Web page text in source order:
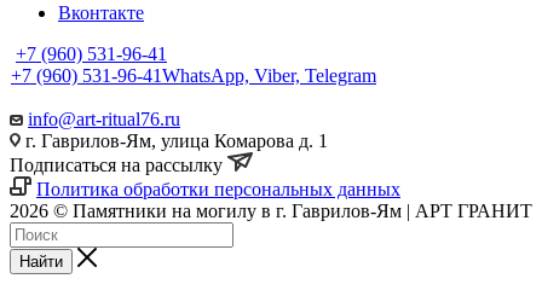
Вконтакте
+7 (960) 531-96-41
+7 (960) 531-96-41WhatsApp, Viber, Telegram
info@art-ritual76.ru
г. Гаврилов-Ям, улица Комарова д. 1
Подписаться на рассылку
Политика обработки персональных данных
2026 © Памятники на могилу в г. Гаврилов-Ям | АРТ ГРАНИТ
Найти